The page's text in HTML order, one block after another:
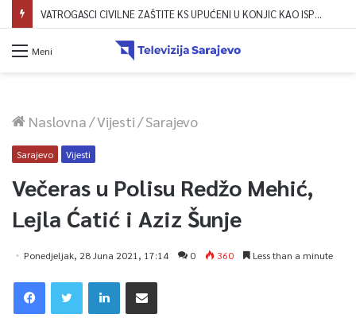
Dova za domovinu i zikir u Ratnoj džamiji: U sklopu manifestacije „Odbrana BiH – Igman 2026“ odana počast herojima
Meni
Naslovna/Vijesti/Sarajevo
Sarajevo Vijesti
Večeras u Polisu Redžo Mehić,
Lejla Ćatić i Aziz Šunje
Ponedjeljak, 28 Juna 2021, 17:14 0 360 Less than a minute